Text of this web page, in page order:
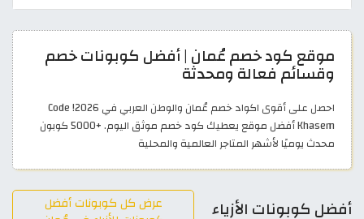
موقع كود خصم عُمان | أفضل كوبونات خصم
وقسائم فعالة ومحدثة
احصل على أقوى اكواد خصم عُمان والوطن العربي في 2026! Code
Khasem أفضل موقع يعطيك كود خصم موثق اليوم. +5000 كوبون
محدث يوميًا لأشهر المتاجر العالمية والمحلية
أفضل كوبونات الأزياء عرض كل كوبونات أفضل